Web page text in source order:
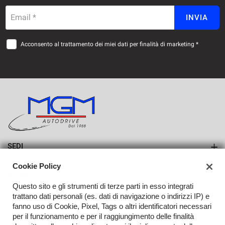
Email * INVIA
Acconsento al trattamento dei miei dati per finalità di marketing *
SEDI
Sede di Erba
Sede di Lurago d'Erba
Azienda
Contatti
Cookie Policy
Questo sito e gli strumenti di terze parti in esso integrati
trattano dati personali (es. dati di navigazione o indirizzi IP) e
fanno uso di Cookie, Pixel, Tags o altri identificatori necessari
per il funzionamento e per il raggiungimento delle finalità